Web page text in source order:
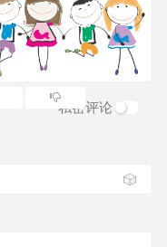
私密评论
🎲